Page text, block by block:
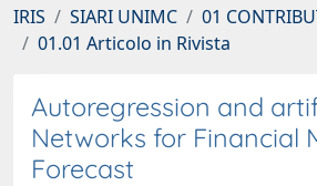
IRIS SIARI UNIMC
01
01.01 Articolo in Rivista
Autoregression and
Networks for Financial
Forecast